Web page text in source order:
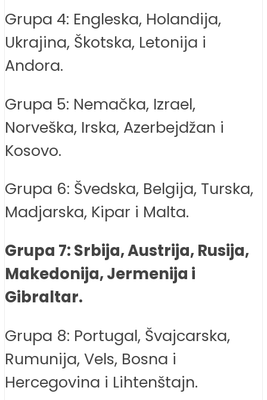
Grupa 4: Engleska, Holandija,
Ukrajina, Škotska, Letonija i
Andora.
Grupa 5: Nemačka, Izrael,
Norveška, Irska, Azerbejdžan i
Kosovo.
Grupa 6: Švedska, Belgija, Turska,
Madjarska, Kipar i Malta.
Grupa 7: Srbija, Austrija, Rusija,
Makedonija, Jermenija i
Gibraltar.
Grupa 8: Portugal, Švajcarska,
Rumunija, Vels, Bosna i
Hercegovina i Lihtenštajn.